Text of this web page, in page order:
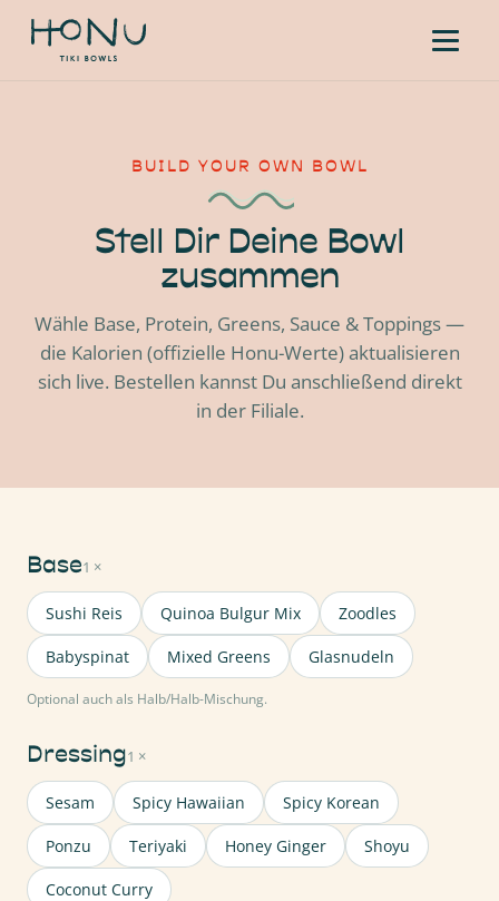
BUILD YOUR OWN BOWL
Stell Dir Deine Bowl
zusammen
Wähle Base, Protein, Greens, Sauce & Toppings —
die Kalorien (offizielle Honu-Werte) aktualisieren
sich live. Bestellen kannst Du anschließend direkt
in der Filiale.
Base1 ×
Sushi Reis Quinoa Bulgur Mix Zoodles
Babyspinat Mixed Greens Glasnudeln
Optional auch als Halb/Halb-Mischung.
Dressing1 ×
Sesam Spicy Hawaiian Spicy Korean
Ponzu Teriyaki Honey Ginger Shoyu
Coconut Curry